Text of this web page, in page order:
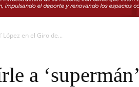
López en el Giro de...
a ‘supermán’